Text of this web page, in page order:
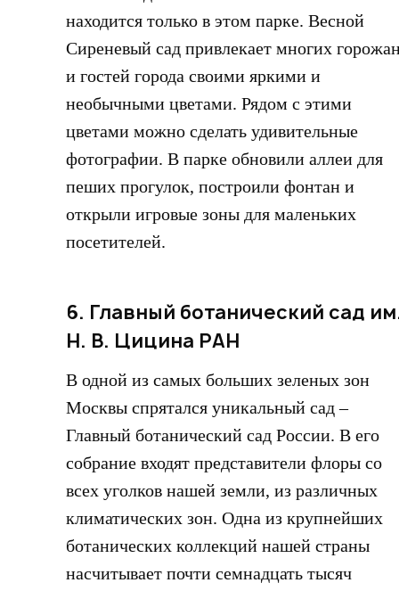
находится только в этом парке. Весной
Сиреневый сад привлекает многих
и гостей города своими яркими и
необычными цветами. Рядом с этими
цветами можно сделать удивительные
фотографии. В парке обновили аллеи для
пеших прогулок, построили фонтан и
открыли игровые зоны для маленьких
посетителей.
6. Главный ботанический сад
Н. В. Цицина РАН
В одной из самых больших зеленых зон
Москвы спрятался уникальный сад –
Главный ботанический сад России. В его
собрание входят представители флоры со
всех уголков нашей земли, из различных
климатических зон. Одна из крупнейших
ботанических коллекций нашей страны
насчитывает почти семнадцать тысяч